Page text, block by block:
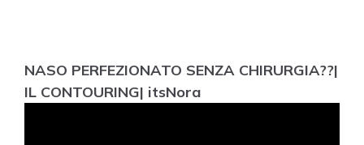
NASO PERFEZIONATO SENZA CHIRURGIA??|
IL CONTOURING| itsNora